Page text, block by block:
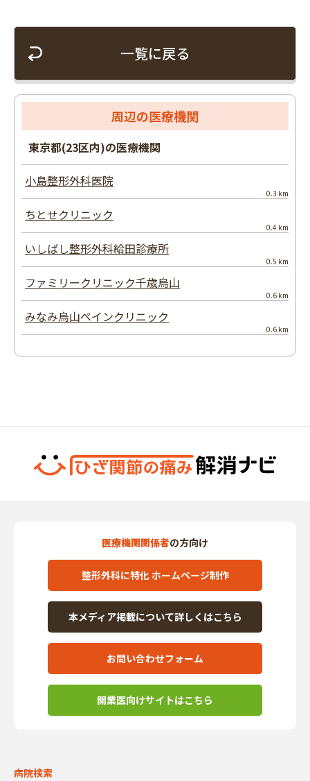
一覧に戻る
周辺の医療機関
東京都(23区内)の医療機関
小島整形外科医院
0.3 km
ちとせクリニック
0.4 km
いしばし整形外科給田診療所
0.5 km
ファミリークリニック千歳烏山
0.6 km
みなみ烏山ペインクリニック
0.6 km
医療機関関係者の方向け
整形外科に特化 ホームページ制作
本メディア掲載について詳しくはこちら
お問い合わせフォーム
開業医向けサイトはこちら
病院検索